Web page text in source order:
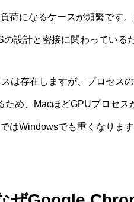
荷になるケースが頻繁です
設計と密接に関わっている
は存在しますが、プロセス
ため、MacほどGPUプロセ
はWindowsでも重くなります